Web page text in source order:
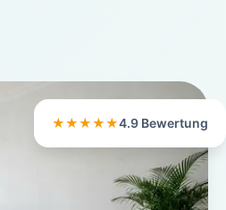
★★★★★4.9 Bewertung